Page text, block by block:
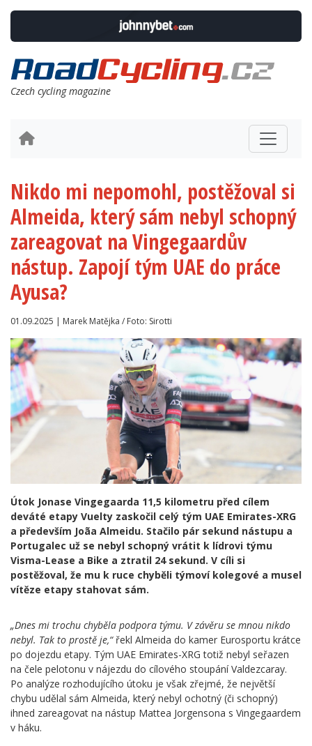
Czech cycling magazine
Nikdo mi nepomohl, postěžoval si
Almeida, který sám nebyl schopný
zareagovat na Vingegaardův
nástup. Zapojí tým UAE do práce
Ayusa?
01.09.2025 | Marek Matějka / Foto: Sirotti
Útok Jonase Vingegaarda 11,5 kilometru před cílem
deváté etapy Vuelty zaskočil celý tým UAE Emirates-XRG
a především Joãa Almeidu. Stačilo pár sekund nástupu a
Portugalec už se nebyl schopný vrátit k lídrovi týmu
Visma-Lease a Bike a ztratil 24 sekund. V cíli si
postěžoval, že mu k ruce chyběli týmoví kolegové a musel
vítěze etapy stahovat sám.
„Dnes mi trochu chyběla podpora týmu. V závěru se mnou nikdo
nebyl. Tak to prostě je,“ řekl Almeida do kamer Eurosportu krátce
po dojezdu etapy. Tým UAE Emirates-XRG totiž nebyl seřazen
na čele pelotonu v nájezdu do cílového stoupání Valdezcaray.
Po analýze rozhodujícího útoku je však zřejmé, že největší
chybu udělal sám Almeida, který nebyl ochotný (či schopný)
ihned zareagovat na nástup Mattea Jorgensona s Vingegaardem
v háku.